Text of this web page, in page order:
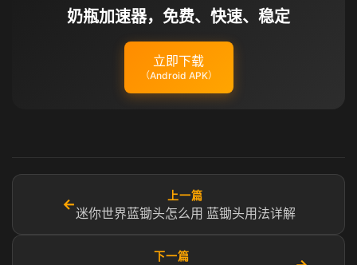
奶瓶加速器，免费、快速、稳定
立即下载
（Android APK）
←
上一篇
迷你世界蓝锄头怎么用 蓝锄头用法详解
下一篇